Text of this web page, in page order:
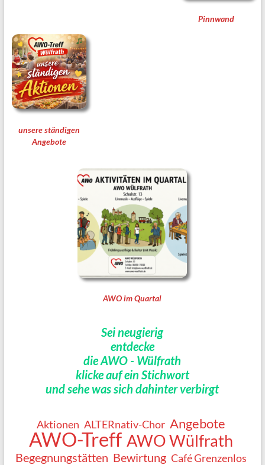
Pinnwand
unsere ständigen
Angebote
AWO im Quartal
Sei neugierig
entdecke
die AWO - Wülfrath
klicke auf ein Stichwort
und sehe was sich dahinter verbirgt
Aktionen ALTERnativ-Chor Angebote
AWO-Treff AWO Wülfrath
Begegnungstätten Bewirtung Café Grenzenlos